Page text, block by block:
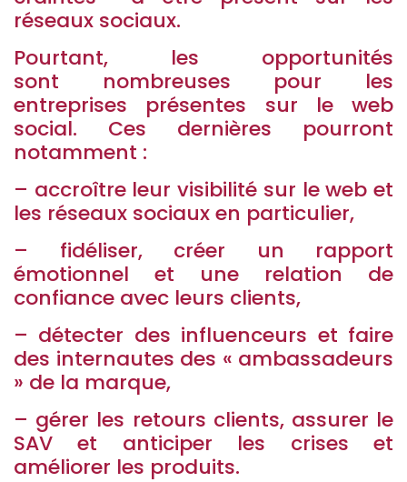
réseaux sociaux.
Pourtant, les opportunités
sont nombreuses pour les
entreprises présentes sur le web
social. Ces dernières pourront
notamment :
– accroître leur visibilité sur le web et
les réseaux sociaux en particulier,
– fidéliser, créer un rapport
émotionnel et une relation de
confiance avec leurs clients,
– détecter des influenceurs et faire
des internautes des « ambassadeurs
» de la marque,
– gérer les retours clients, assurer le
SAV et anticiper les crises et
améliorer les produits.